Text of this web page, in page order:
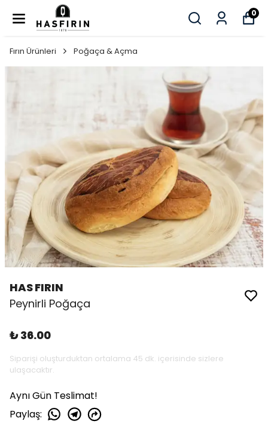
0
Fırın Ürünleri Poğaça & Açma
HAS FIRIN
Peynirli Poğaça
₺ 36.00
Siparişi oluşturduktan ortalama 45 dk. içerisinde sizlere
ulaşacaktır.
Aynı Gün Teslimat!
Paylaş: